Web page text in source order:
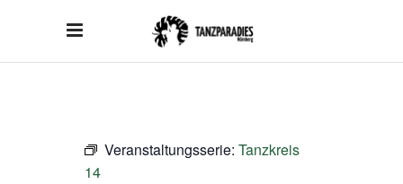
Veranstaltungsserie: Tanzkreis
14